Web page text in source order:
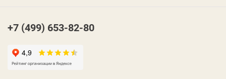
+7 (499) 653-82-80